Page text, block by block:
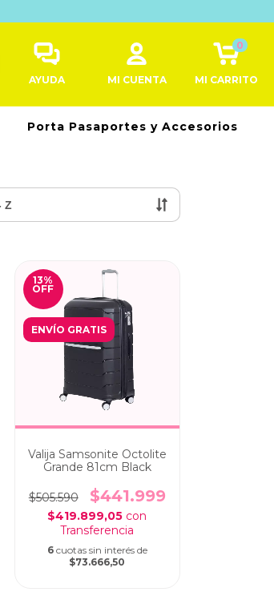
AYUDA MI CUENTA MI CARRITO
0
Porta Pasaportes y Accesorios
13%
OFF
ENVÍO GRATIS
Valija Samsonite Octolite
Grande 81cm Black
$505.590 $441.999
$419.899,05 con
6 cuotas sin interés de
$73.666,50